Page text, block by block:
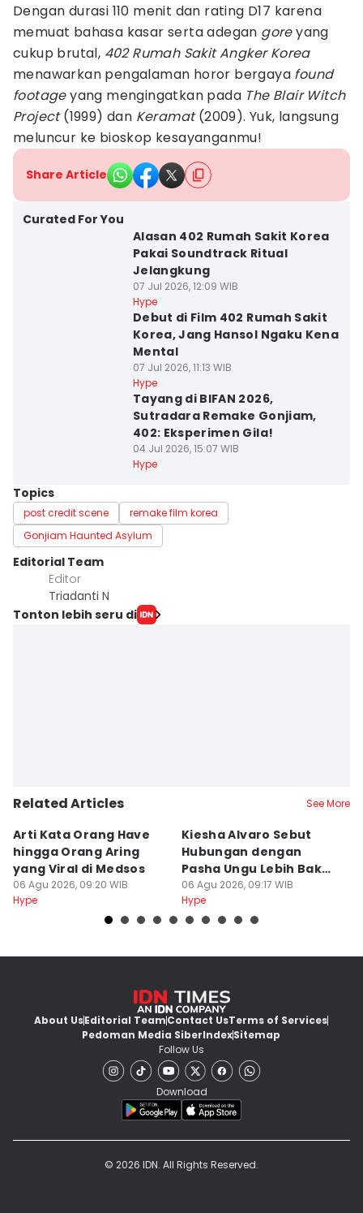
Dengan durasi 110 menit dan rating D17 karena
memuat bahasa kasar serta adegan goreyang
cukup brutal, 402 Rumah Sakit Angker Korea
menawarkan pengalaman horor bergaya found
footageyang mengingatkan pada The Blair Witch
Project(1999) dan Keramat(2009). Yuk, langsung
meluncur ke bioskop kesayanganmu!
Share Article
Curated For You
Alasan 402 Rumah Sakit Korea
Pakai Soundtrack Ritual
Jelangkung
07 Jul 2026, 12:09 WIB
Hype
Debut di Film 402 Rumah Sakit
Korea, Jang Hansol Ngaku Kena
Mental
07 Jul 2026, 11:13 WIB
Hype
Tayang di BIFAN 2026,
Sutradara Remake Gonjiam,
402: Eksperimen Gila!
04 Jul 2026, 15:07 WIB
Hype
Topics
post credit scene
remake film korea
Gonjiam Haunted Asylum
Editorial Team
Editor
Triadanti N
Tonton lebih seru di
Related Articles See More
Arti Kata Orang Have
hingga Orang Aring
yang Viral di Medsos
06 Agu 2026, 09:20 WIB
Hype
Kiesha Alvaro Sebut
Hubungan dengan
Pasha Ungu Lebih Bak
Profesional
06 Agu 2026, 09:17 WIB
Hype
About UsEditorial TeamContact UsTerms of Services
Pedoman Media SiberIndexSitemap
Follow Us
Download
© 2026 IDN. All Rights Reserved.